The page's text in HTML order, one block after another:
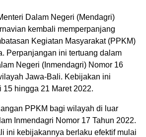
Dalam Negeri (Mendagri)
kembali memperpanjang
Kegiatan Masyarakat (PPKM)
Perpanjangan ini tertuang dalam
Negeri (Inmendagri) Nomor 16
Jawa-Bali. Kebijakan ini
15 hingga 21 Maret 2022.
PPKM bagi wilayah di luar
Inmendagri Nomor 17 Tahun 2022.
ini kebijakannya berlaku efektif mulai